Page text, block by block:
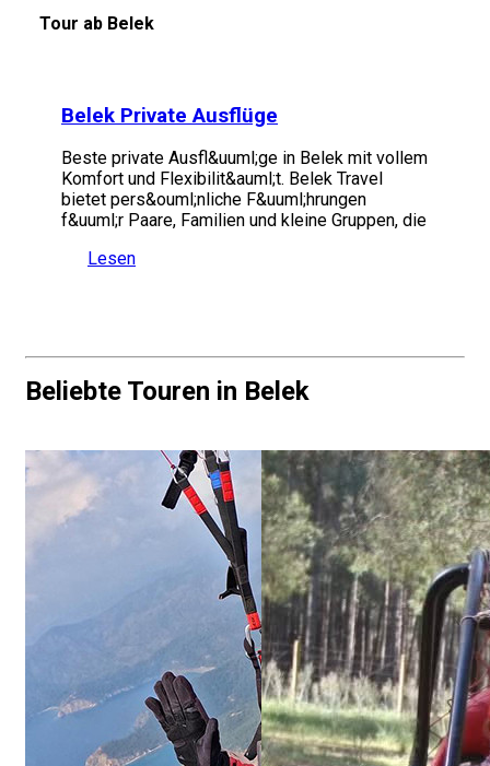
Tour ab Belek
Belek Private Ausflüge
Beste private Ausfl&uuml;ge in Belek mit vollem
Komfort und Flexibilit&auml;t. Belek Travel
bietet pers&ouml;nliche F&uuml;hrungen
f&uuml;r Paare, Familien und kleine Gruppen, die
Lesen
Beliebte Touren in Belek